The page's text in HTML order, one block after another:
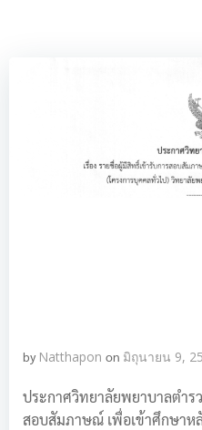
by Natthapon on มิถุนายน 9,
ประกาศวิทยาลัยพยาบาลตำร
สอบสัมภาษณ์ เพื่อเข้าศึกษาห